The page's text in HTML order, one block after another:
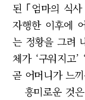
된 ｢엄마의 식
자행한 이후에
는 정황을 그려
체가 ‘구워지고’
곧 어머니가 느
흥미로운 것